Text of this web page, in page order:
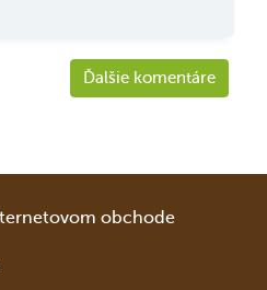
Ďalšie komentáre
obchode